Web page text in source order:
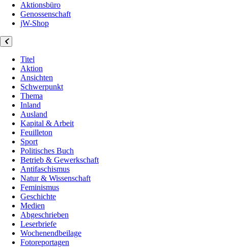
Aktionsbüro
Genossenschaft
jW-Shop
Titel
Aktion
Ansichten
Schwerpunkt
Thema
Inland
Ausland
Kapital & Arbeit
Feuilleton
Sport
Politisches Buch
Betrieb & Gewerkschaft
Antifaschismus
Natur & Wissenschaft
Feminismus
Geschichte
Medien
Abgeschrieben
Leserbriefe
Wochenendbeilage
Fotoreportagen